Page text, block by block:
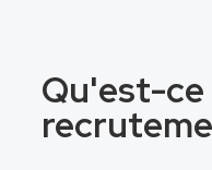
Qu'est-ce